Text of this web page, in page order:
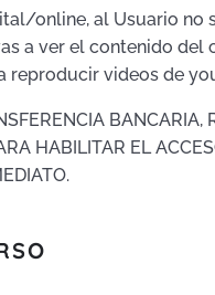
online, al Usuario no
a ver el contenido
reproducir videos de
BANCARIA,
HABILITAR EL